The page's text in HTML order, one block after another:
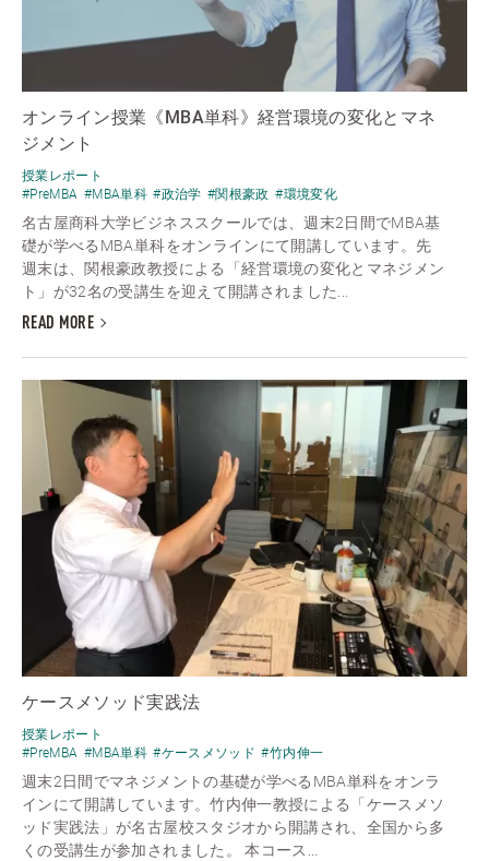
オンライン授業《MBA単科》経営環境の変化とマネ
ジメント
授業レポート
#PreMBA #MBA単科 #政治学 #関根豪政 #環境変化
名古屋商科大学ビジネススクールでは、週末2日間でMBA基
礎が学べるMBA単科をオンラインにて開講しています。先
週末は、関根豪政教授による「経営環境の変化とマネジメン
ト」が32名の受講生を迎えて開講されました...
READ MORE
ケースメソッド実践法
授業レポート
#PreMBA #MBA単科 #ケースメソッド #竹内伸一
週末2日間でマネジメントの基礎が学べるMBA単科をオンラ
インにて開講しています。竹内伸一教授による「ケースメソ
ッド実践法」が名古屋校スタジオから開講され、全国から多
くの受講生が参加されました。 本コース...